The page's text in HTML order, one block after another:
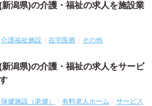
潟県)の介護・福祉の求人を施設業
介護福祉施設 在宅医療 その他
潟県)の介護・福祉の求人をサービ
健施設（老健） 有料老人ホーム
サービス